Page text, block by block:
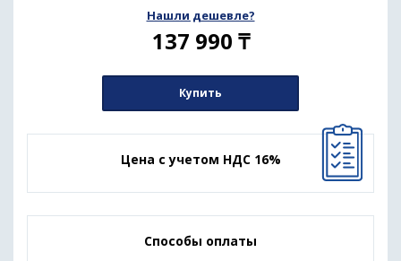
Нашли дешевле?
137 990 ₸
Купить
Цена с учетом НДС 16%
Способы оплаты